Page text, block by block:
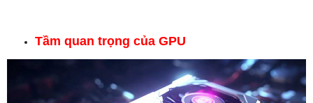
Tầm quan trọng của GPU